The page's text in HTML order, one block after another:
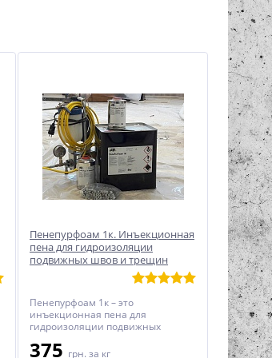
Пенепурфоам 1к. Инъекционная
пена для гидроизоляции
подвижных швов и трещин
Пенепурфоам 1к – это
инъекционная пена для
гидроизоляции подвижных
Представленный материал
375 грн. за кг